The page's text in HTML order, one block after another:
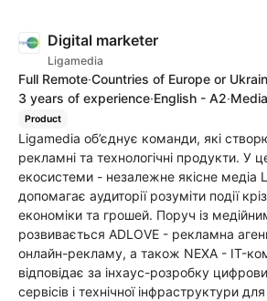
Digital marketer
Ligamedia
Full Remote·Countries of Europe or
3 years of experience·English - A2·Media
Product
Ligamedia об’єднує команди, які
рекламні та технологічні продукти. У
екосистеми - незалежне якісне медіа
допомагає аудиторії розуміти події
економіки та грошей. Поруч із
розвивається ADLOVE - рекламна
онлайн-рекламу, а також NEXA - IT-
відповідає за інхаус-розробку
сервісів і технічної інфраструктури